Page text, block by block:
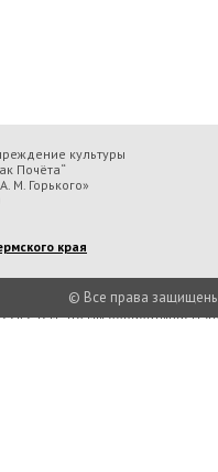
культуры
Почёта“
М. Горького»
края
© Все права
краевое бюджетное
с тем, что мы обрабатываем